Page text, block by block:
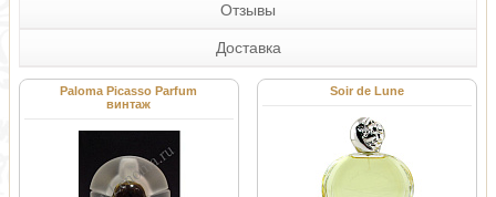
Отзывы
Доставка
Paloma Picasso Parfum
винтаж
Soir de Lune